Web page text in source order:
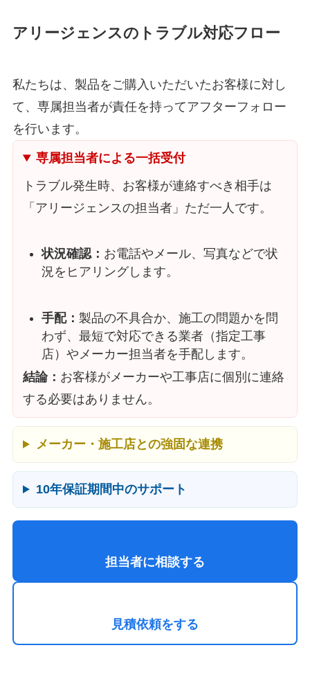
アリージェンスのトラブル対応フロー
私たちは、製品をご購入いただいたお客様に対し
て、専属担当者が責任を持ってアフターフォロー
を行います。
専属担当者による一括受付
トラブル発生時、お客様が連絡すべき相手は
「アリージェンスの担当者」ただ一人です。
状況確認： お電話やメール、写真などで状
況をヒアリングします。
手配： 製品の不具合か、施工の問題かを問
わず、最短で対応できる業者（指定工事
店）やメーカー担当者を手配します。
結論： お客様がメーカーや工事店に個別に連絡
する必要はありません。
メーカー・施工店との強固な連携
10年保証期間中のサポート
担当者に相談する
見積依頼をする